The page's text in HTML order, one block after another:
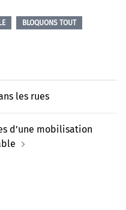
BLOQUONS TOUT
les rues
d’une mobilisation